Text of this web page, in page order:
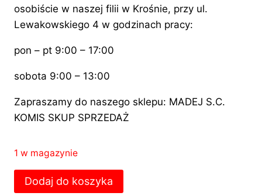
osobiście w naszej filii w Krośnie, przy ul.
Lewakowskiego 4 w godzinach pracy:
pon – pt 9:00 – 17:00
sobota 9:00 – 13:00
Zapraszamy do naszego sklepu: MADEJ S.C.
KOMIS SKUP SPRZEDAŻ
1 w magazynie
Ilość
Dodaj do koszyka